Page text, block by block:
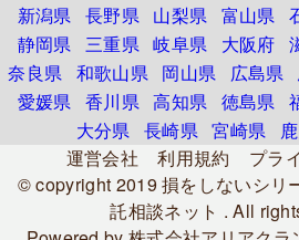
新潟県
長野県 山梨県 富山県
静岡県
三重県 岐阜県 大阪府
奈良県
和歌山県 岡山県 広島県
愛媛県
香川県 高知県 徳島県
大分県
長崎県 宮崎県
運営会社
利用規約
プラ
© copyright 2019損をしないシリ
託相談ネット . All